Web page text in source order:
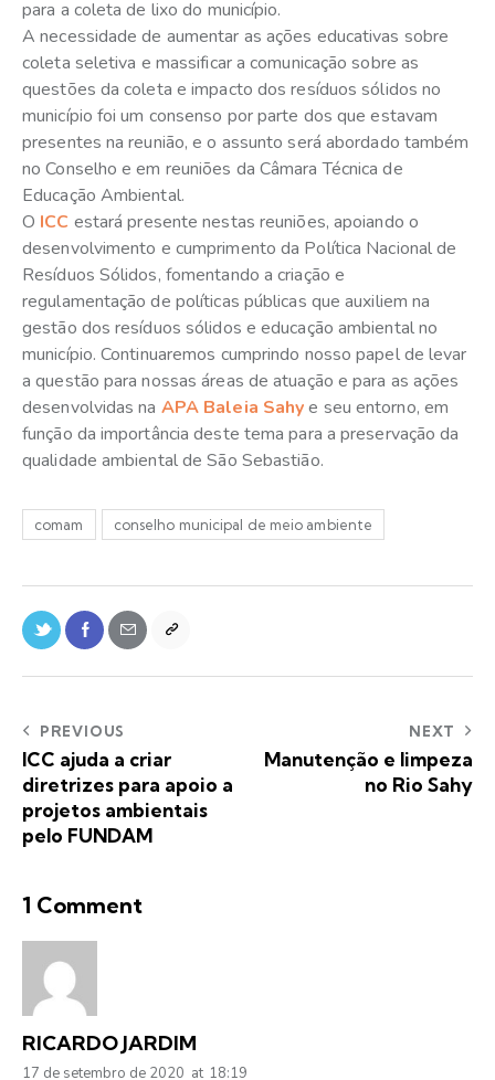
para a coleta de lixo do município.
A necessidade de aumentar as ações educativas sobre
coleta seletiva e massificar a comunicação sobre as
questões da coleta e impacto dos resíduos sólidos no
município foi um consenso por parte dos que estavam
presentes na reunião, e o assunto será abordado também
no Conselho e em reuniões da Câmara Técnica de
Educação Ambiental.
O ICC estará presente nestas reuniões, apoiando o
desenvolvimento e cumprimento da Política Nacional de
Resíduos Sólidos, fomentando a criação e
regulamentação de políticas públicas que auxiliem na
gestão dos resíduos sólidos e educação ambiental no
município. Continuaremos cumprindo nosso papel de levar
a questão para nossas áreas de atuação e para as ações
desenvolvidas na APA Baleia Sahye seu entorno, em
função da importância deste tema para a preservação da
qualidade ambiental de São Sebastião.
comam conselho municipal de meio ambiente
PREVIOUS
ICC ajuda a criar
diretrizes para apoio a
projetos ambientais
pelo FUNDAM
NEXT
Manutenção e limpeza
no Rio Sahy
1 Comment
RICARDO JARDIM
17 de setembro de 2020 at 18:19